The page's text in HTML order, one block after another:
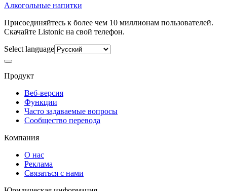
Алкогольные напитки
Присоединяйтесь к более чем 10 миллионам пользователей.
Скачайте Listonic на свой телефон.
Select language
Продукт
Веб-версия
Функции
Часто задаваемые вопросы
Сообщество перевода
Компания
О нас
Реклама
Связаться с нами